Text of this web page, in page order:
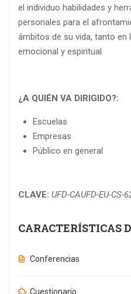
el individuo habilidades y
personales para el
ámbitos de su vida, tanto en
emocional y espiritual.
¿A QUIÉN VA DIRIGIDO?:
Escuelas
Empresas
Público en general
CLAVE: UFD-CAUFD-EU-CS-
CARACTERÍSTICAS
Conferencias
Cuestionario